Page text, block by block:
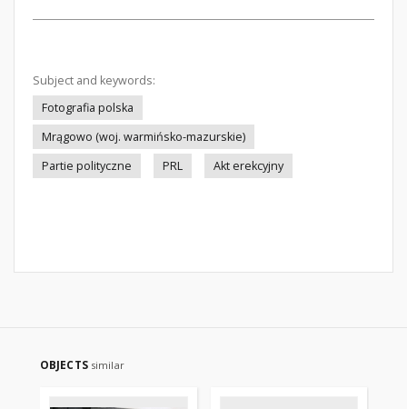
Subject and keywords:
Fotografia polska
Mrągowo (woj. warmińsko-mazurskie)
Partie polityczne
PRL Akt erekcyjny
OBJECTS similar